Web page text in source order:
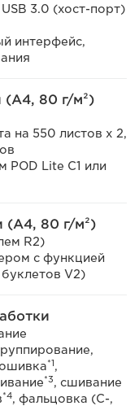
3.0 (хост-порт)
интерфейс,
(A4, 80 г/м²)
на 550 листов x 2,
POD Lite C1 или
(A4, 80 г/м²)
R2)
с функцией
V2)
*1,
*3, сшивание
*4, фальцовка (C-,